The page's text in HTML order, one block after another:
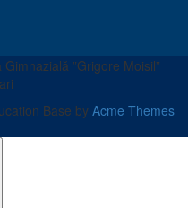
”Grigore Moisil”
Base byAcme Themes